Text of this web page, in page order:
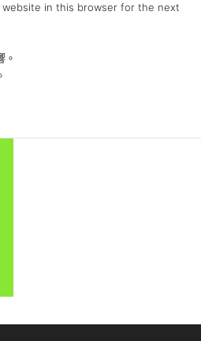
website in this browser for the next
。